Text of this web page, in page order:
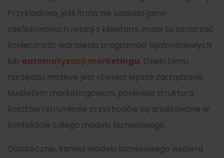
Przykładowo, jeśli firma nie posiada jasno
zdefiniowanych relacji z klientami, może to oznaczać
konieczność wdrożenia programów lojalnościowych
lub automatyzacji marketingu. Dzięki temu
narzędziu możliwe jest również lepsze zarządzanie
budżetem marketingowym, ponieważ struktura
kosztów i strumienie przychodów są analizowane w
kontekście całego modelu biznesowego.
Ostatecznie, kanwa modelu biznesowego wspiera